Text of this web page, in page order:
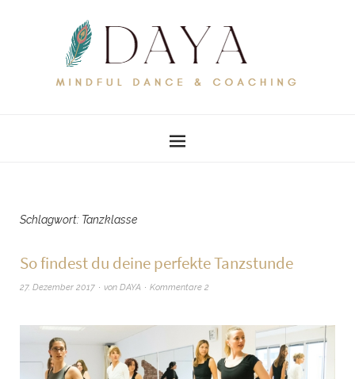
Schlagwort: Tanzklasse
So findest du deine perfekte Tanzstunde
27. Dezember 2017 von DAYA Kommentare 2